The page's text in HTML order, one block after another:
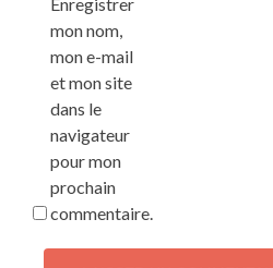
mon nom,
mon e-mail
et mon site
dans le
navigateur
pour mon
prochain
commentaire.